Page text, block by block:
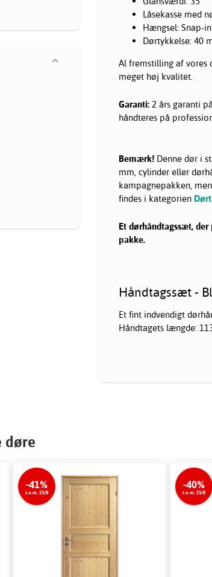
Låsekasse med
Hængsel: Snap-in
Dørtykkelse: 40
Al fremstilling af vores
meget høj kvalitet.
Garanti: 2 års garanti
håndteres på
Bemærk! Denne dør i
mm, cylinder eller
kampagnepakken,
findes i kategorien
Et dørhåndtagssæt,
pakke.
Håndtagssæt -
Et fint indvendigt
Håndtagets længde:
døre
-41%
t.o.m. 15/8
-40%
t.o.m. 15/8